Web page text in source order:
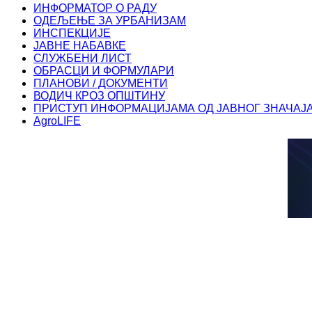
ИНФОРМАТОР О РАДУ
ОДЕЉЕЊЕ ЗА УРБАНИЗАМ
ИНСПЕКЦИЈЕ
ЈАВНЕ НАБАВКЕ
СЛУЖБЕНИ ЛИСТ
ОБРАСЦИ И ФОРМУЛАРИ
ПЛАНОВИ / ДОКУМЕНТИ
ВОДИЧ КРОЗ ОПШТИНУ
ПРИСТУП ИНФОРМАЦИЈАМА ОД ЈАВНОГ
AgroLIFE